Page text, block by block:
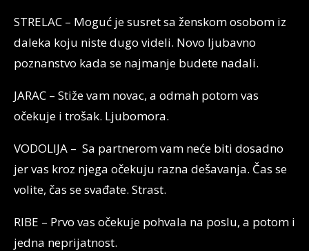
STRELAC – Moguć je susret sa ženskom osobom iz
daleka koju niste dugo videli. Novo ljubavno
poznanstvo kada se najmanje budete nadali.
JARAC – Stiže vam novac, a odmah potom vas
očekuje i trošak. Ljubomora.
VODOLIJA – Sa partnerom vam neće biti dosadno
jer vas kroz njega očekuju razna dešavanja. Čas se
volite, čas se svađate. Strast.
RIBE – Prvo vas očekuje pohvala na poslu, a potom i
jedna neprijatnost.